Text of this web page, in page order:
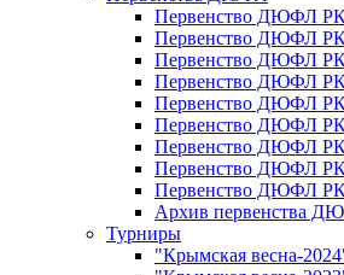
Первенство ДЮФЛ РК
Первенство ДЮФЛ РК
Первенство ДЮФЛ РК
Первенство ДЮФЛ РК
Первенство ДЮФЛ РК
Первенство ДЮФЛ РК
Первенство ДЮФЛ РК
Первенство ДЮФЛ РК
Первенство ДЮФЛ РК
Архив первенства
Турниры
"Крымская весна-